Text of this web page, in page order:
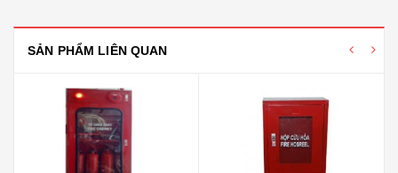
SẢN PHẨM LIÊN QUAN